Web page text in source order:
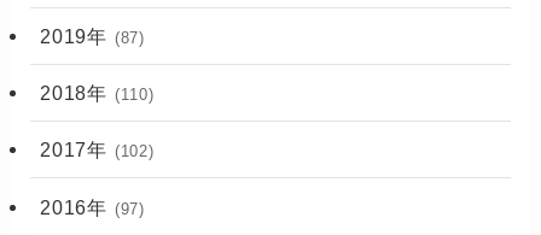
2019年 (87)
2018年 (110)
2017年 (102)
2016年 (97)